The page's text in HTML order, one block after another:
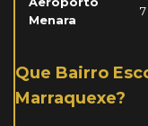
Menara
Que Bairro
Marraquexe?